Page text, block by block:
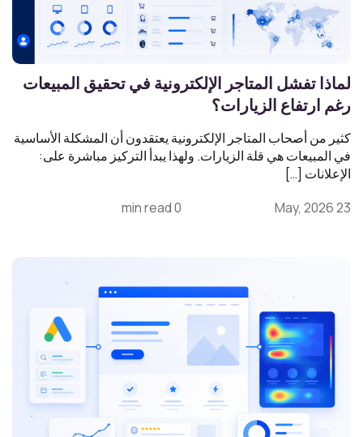
لماذا تفشل المتاجر الإلكترونية في تحقيق المبيعات
رغم ارتفاع الزيارات؟
كثير من أصحاب المتاجر الإلكترونية يعتقدون أن المشكلة الأساسية
في المبيعات هي قلة الزيارات. ولهذا يبدأ التركيز مباشرة على:
الإعلانات […]
23 May, 2026
0 min read